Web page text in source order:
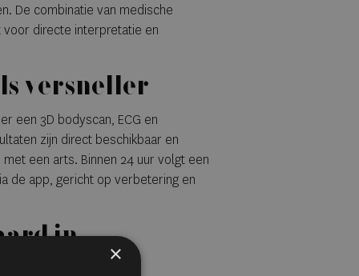
De combinatie van medische
directe interpretatie en
versneller
een 3D bodyscan, ECG en
zijn direct beschikbaar en
een arts. Binnen 24 uur volgt een
de app, gericht op verbetering en
in
×